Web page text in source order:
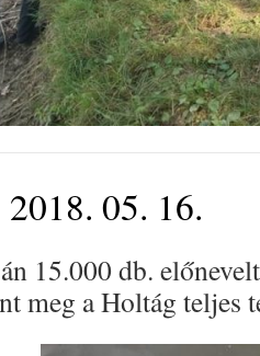
05. 16.
15.000 db.
meg a Holtág teljes